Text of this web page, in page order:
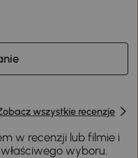
wszystkie recenzje
w recenzji lub filmie i
wyboru.